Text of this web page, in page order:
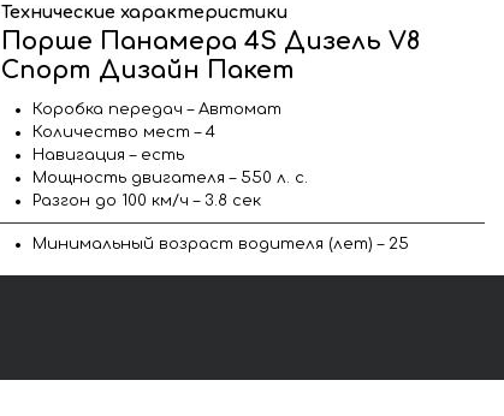
Технические характеристики
Порше Панамера 4S Дизель V8
Спорт Дизайн Пакет
Коробка передач – Автомат
Количество мест – 4
Навигация – есть
Мощность двигателя – 550 л. с.
Разгон до 100 км/ч – 3.8 сек
Минимальный возраст водителя (лет) – 25